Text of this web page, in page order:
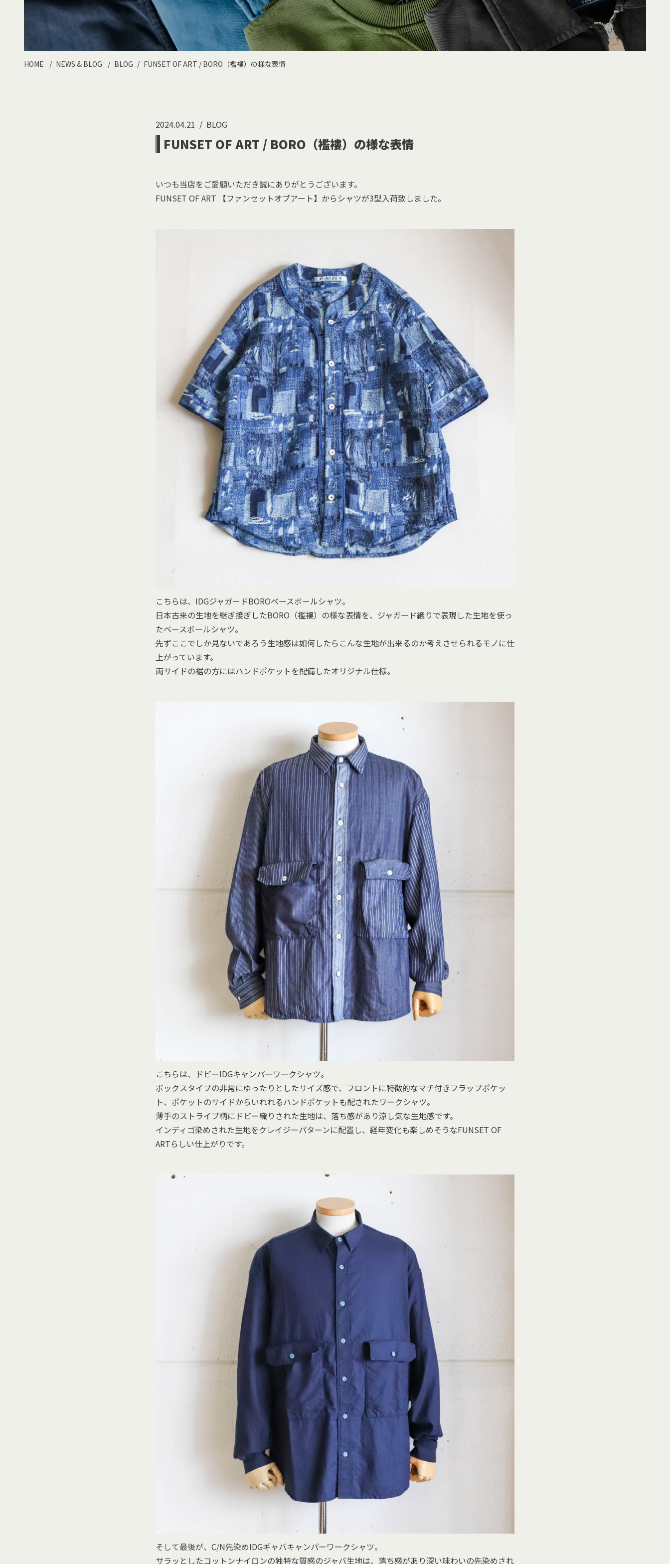
HOME NEWS & BLOG BLOG FUNSET OF ART / BORO（襤褸）の様な表情
2024.04.21 BLOG
FUNSET OF ART / BORO（襤褸）の様な表情
いつも当店をご愛顧いただき誠にありがとうございます。
FUNSET OF ART 【ファンセットオブアート】からシャツが3型入荷致しました。
こちらは、IDGジャガードBOROベースボールシャツ。
日本古来の生地を継ぎ接ぎしたBORO（襤褸）の様な表情を、ジャガード織りで表現した生地を使っ
たベースボールシャツ。
先ずここでしか見ないであろう生地感は如何したらこんな生地が出来るのか考えさせられるモノに仕
上がっています。
両サイドの裾の方にはハンドポケットを配備したオリジナル仕様。
こちらは、ドビーIDGキャンパーワークシャツ。
ボックスタイプの非常にゆったりとしたサイズ感で、フロントに特徴的なマチ付きフラップポケッ
ト、ポケットのサイドからいれれるハンドポケットも配されたワークシャツ。
薄手のストライプ柄にドビー織りされた生地は、落ち感があり涼し気な生地感です。
インディゴ染めされた生地をクレイジーパターンに配置し、経年変化も楽しめそうなFUNSET OF
ARTらしい仕上がりです。
そして最後が、C/N先染めIDGギャバキャンパーワークシャツ。
サラッとしたコットンナイロンの独特な質感のジャバ生地は、落ち感があり深い味わいの先染めされ